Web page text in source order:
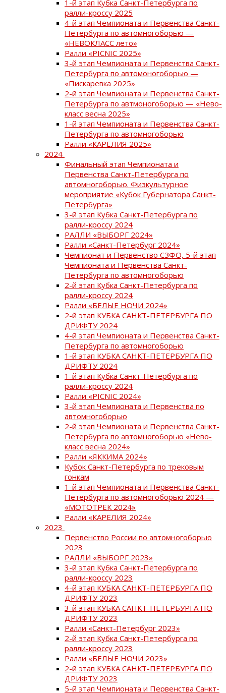
1-й этап Кубка Санкт-Петербурга по
ралли-кроссу 2025
4-й этап Чемпионата и Первенства Санкт-
Петербурга по автомногоборью —
«НЕВОКЛАСС лето»
Ралли «PICNIC 2025»
3-й этап Чемпионата и Первенства Санкт-
Петербурга по автомоногоборью —
«Пискаревка 2025»
2-й этап Чемпионата и Первенства Санкт-
Петербурга по автмоногоборью — «Нево-
класс весна 2025»
1-й этап Чемпионата и Первенства Санкт-
Петербурга по автомногоборью
Ралли «КАРЕЛИЯ 2025»
2024
Финальный этап Чемпионата и
Первенства Санкт-Петербурга по
автомногоборью. Физкультурное
мероприятие «Кубок Губернатора Санкт-
Петербурга»
3-й этап Кубка Санкт-Петербурга по
ралли-кроссу 2024
РАЛЛИ «ВЫБОРГ 2024»
Ралли «Санкт-Петербург 2024»
Чемпионат и Первенство СЗФО, 5-й этап
Чемпионата и Первенства Санкт-
Петербурга по автомногоборью
2-й этап Кубка Санкт-Петербурга по
ралли-кроссу 2024
Ралли «БЕЛЫЕ НОЧИ 2024»
2-й этап КУБКА САНКТ-ПЕТЕРБУРГА ПО
ДРИФТУ 2024
4-й этап Чемпионата и Первенства Санкт-
Петербурга по автомногоборью
1-й этап КУБКА САНКТ-ПЕТЕРБУРГА ПО
ДРИФТУ 2024
1-й этап Кубка Санкт-Петербурга по
ралли-кроссу 2024
Ралли «PICNIC 2024»
3-й этап Чемпионата и Первенства по
автомногоборью
2-й этап Чемпионата и Первенства Санкт-
Петербурга по автомногоборью «Нево-
класс весна 2024»
Ралли «ЯККИМА 2024»
Кубок Санкт-Петербурга по трековым
гонкам
1-й этап Чемпионата и Первенства Санкт-
Петербурга по автомногоборью 2024 —
«МОТОТРЕК 2024»
Ралли «КАРЕЛИЯ 2024»
2023
Первенство России по автомногоборью
2023
РАЛЛИ «ВЫБОРГ 2023»
3-й этап Кубка Санкт-Петербурга по
ралли-кроссу 2023
4-й этап КУБКА САНКТ-ПЕТЕРБУРГА ПО
ДРИФТУ 2023
3-й этап КУБКА САНКТ-ПЕТЕРБУРГА ПО
ДРИФТУ 2023
Ралли «Санкт-Петербург 2023»
2-й этап Кубка Санкт-Петербурга по
ралли-кроссу 2023
Ралли «БЕЛЫЕ НОЧИ 2023»
2-й этап КУБКА САНКТ-ПЕТЕРБУРГА ПО
ДРИФТУ 2023
5-й этап Чемпионата и Первенства Санкт-